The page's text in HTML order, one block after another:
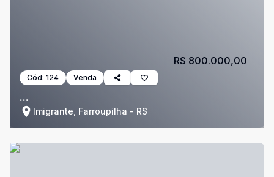
Cód: 124 Venda
...
Imigrante, Farroupilha - RS
R$ 800.000,00